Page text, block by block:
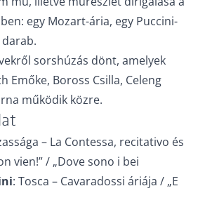
egy Mozart-ária, egy Puccini-
sorshúzás dönt, amelyek
Emőke, Boross Csilla, Celeng
működik közre.
– La Contessa, recitativo és
vien!” / „Dove sono i bei
: Tosca – Cavaradossi áriája / „E